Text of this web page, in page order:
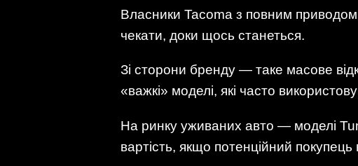
Власники Tacoma з повним
чекати, доки щось станеться.
Зі сторони бренду — таке масове
«важкі» моделі, які часто
На ринку уживаних авто — моделі
вартість, якщо потенційний покупець